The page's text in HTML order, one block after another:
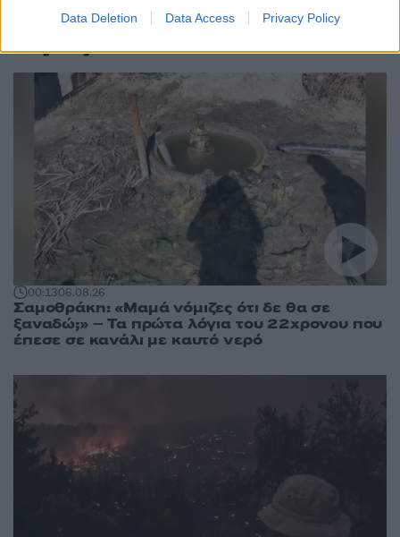
Data Deletion Data Access Privacy Policy
Ελλάδα: Περισσότερα
άρθρα
00:1306.08.26
Σαμοθράκη: «Μαμά νόμιζες ότι δε θα σε
ξαναδώ;» – Τα πρώτα λόγια του 22χρονου που
έπεσε σε κανάλι με καυτό νερό